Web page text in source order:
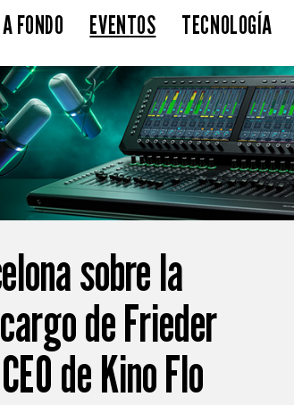
A FONDO EVENTOS TECNOLOGÍA
sobre la
de Frieder
de Kino Flo